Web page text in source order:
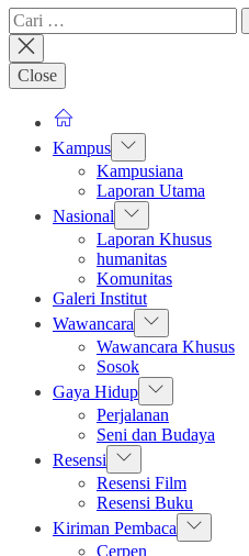
Cari
untuk:
Close
Kampus Show
sub
menu
Kampusiana
Laporan Utama
Nasional Show
sub
menu
Laporan Khusus
humanitas
Komunitas
Galeri Institut
Wawancara Show
sub
menu
Wawancara Khusus
Sosok
Gaya Hidup Show
sub
menu
Perjalanan
Seni dan Budaya
Resensi Show
sub
menu
Resensi Film
Resensi Buku
Kiriman Pembaca Show
sub
Cerpen